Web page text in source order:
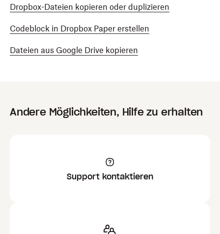
Dropbox-Dateien kopieren oder duplizieren
Codeblock in Dropbox Paper erstellen
Dateien aus Google Drive kopieren
Andere Möglichkeiten, Hilfe zu erhalten
Support kontaktieren